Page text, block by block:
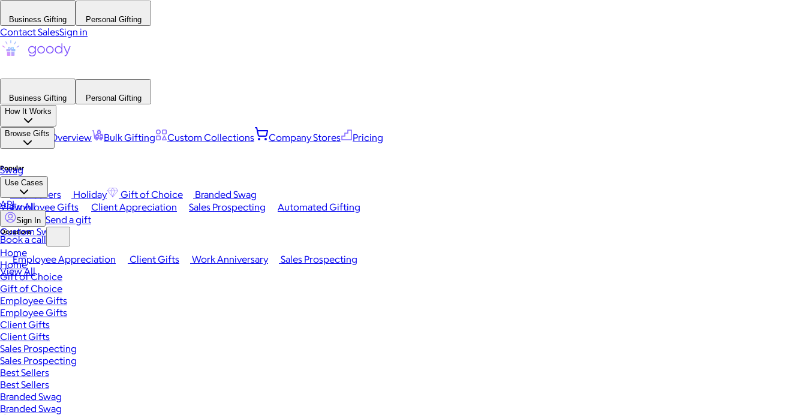
Business Gifting Personal Gifting
Contact SalesSign in
Business Gifting
Personal Gifting
How It Works
Platform Overview Bulk Gifting Custom Collections Company Stores Pricing
Browse Gifts
Popular
Best Sellers Holiday Gift of Choice
Branded Swag
View All
Occasions
Employee Appreciation Client Gifts Work Anniversary
Sales Prospecting
View All
Swag
Use Cases
Employee Gifts Client Appreciation Sales Prospecting Automated Gifting
Custom Swag
API
Sign In Send a gift
Book a call
Home
Home
Gift of Choice
Gift of Choice
Employee Gifts
Employee Gifts
Client Gifts
Client Gifts
Sales Prospecting
Sales Prospecting
Best Sellers
Best Sellers
Branded Swag
Branded Swag